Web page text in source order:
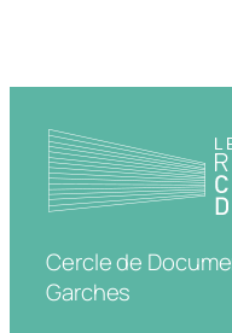
Cercle de
Garches